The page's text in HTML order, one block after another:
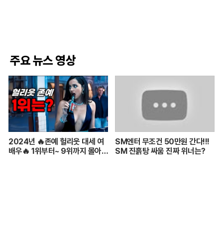
주요 뉴스 영상
2024년 🔥존예 헐리웃 대세 여
배우🔥 1위부터~ 9위까지 몰아보
SM엔터 무조건 50만원 간다!!!
SM 진흙탕 싸움 진짜 위너는?